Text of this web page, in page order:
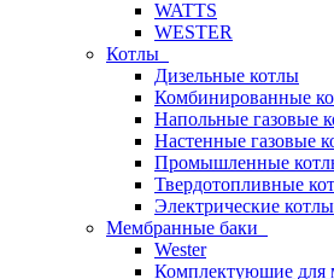
WATTS
WESTER
Котлы
Дизельные котлы
Комбинированные
Напольные газовые
Настенные газовые
Промышленные
Твердотопливные
Электрические котлы
Мембранные баки
Wester
Комплектуюшие для